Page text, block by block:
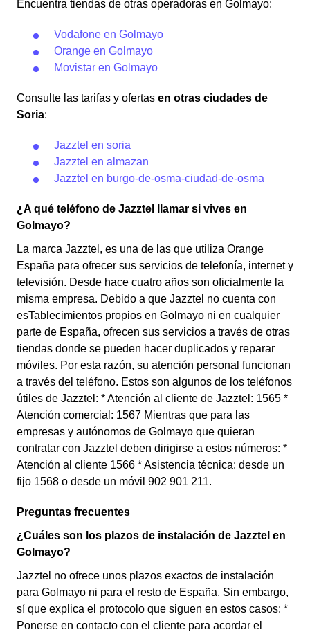
Encuentra tiendas de otras operadoras en Golmayo:
Vodafone en Golmayo
Orange en Golmayo
Movistar en Golmayo
Consulte las tarifas y ofertas en otras ciudades de
Soria:
Jazztel en soria
Jazztel en almazan
Jazztel en burgo-de-osma-ciudad-de-osma
¿A qué teléfono de Jazztel llamar si vives en
Golmayo?
La marca Jazztel, es una de las que utiliza Orange
España para ofrecer sus servicios de telefonía, internet y
televisión. Desde hace cuatro años son oficialmente la
misma empresa. Debido a que Jazztel no cuenta con
esTablecimientos propios en Golmayo ni en cualquier
parte de España, ofrecen sus servicios a través de otras
tiendas donde se pueden hacer duplicados y reparar
móviles. Por esta razón, su atención personal funcionan
a través del teléfono. Estos son algunos de los teléfonos
útiles de Jazztel: * Atención al cliente de Jazztel: 1565 *
Atención comercial: 1567 Mientras que para las
empresas y autónomos de Golmayo que quieran
contratar con Jazztel deben dirigirse a estos números: *
Atención al cliente 1566 * Asistencia técnica: desde un
fijo 1568 o desde un móvil 902 901 211.
Preguntas frecuentes
¿Cuáles son los plazos de instalación de Jazztel en
Golmayo?
Jazztel no ofrece unos plazos exactos de instalación
para Golmayo ni para el resto de España. Sin embargo,
sí que explica el protocolo que siguen en estos casos: *
Ponerse en contacto con el cliente para acordar el